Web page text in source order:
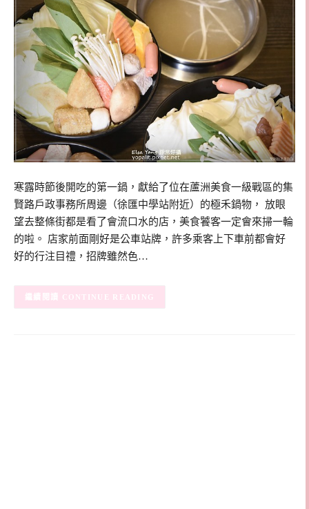
寒露時節後開吃的第一鍋，獻給了位在蘆洲美食一級戰區的集
賢路戶政事務所周邊（徐匯中學站附近）的極禾鍋物， 放眼
望去整條街都是看了會流口水的店，美食饕客一定會來掃一輪
的啦。 店家前面剛好是公車站牌，許多乘客上下車前都會好
好的行注目禮，招牌雖然色…
CONTINUE READING